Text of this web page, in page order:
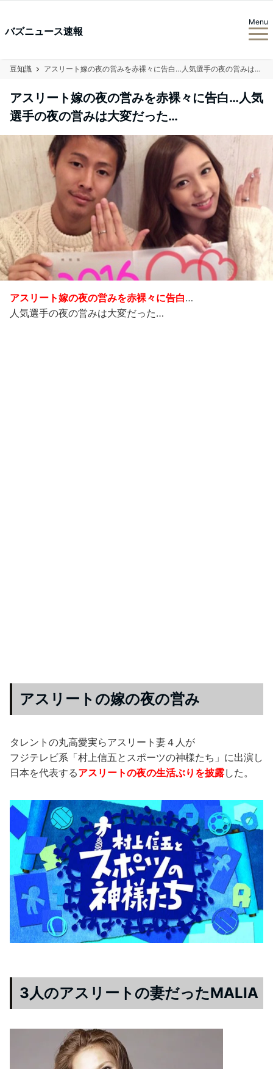
バズニュース速報
Menu
豆知識 アスリート嫁の夜の営みを赤裸々に告白…人気選手の夜の営みは大変だった…
アスリート嫁の夜の営みを赤裸々に告白…人気
選手の夜の営みは大変だった…
アスリート嫁の夜の営みを赤裸々に告白…
人気選手の夜の営みは大変だった…
アスリートの嫁の夜の営み
タレントの丸高愛実らアスリート妻４人が
フジテレビ系「村上信五とスポーツの神様たち」に出演し
日本を代表するアスリートの夜の生活ぶりを披露した。
3人のアスリートの妻だったMALIA